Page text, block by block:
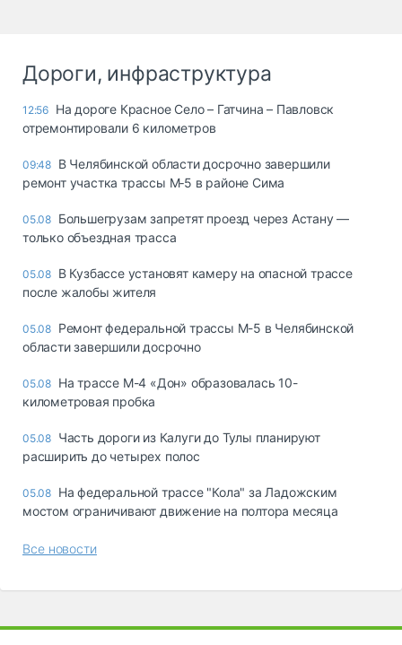
Дороги, инфраструктура
12:56 На дороге Красное Село – Гатчина – Павловск
отремонтировали 6 километров
09:48 В Челябинской области досрочно завершили
ремонт участка трассы М‑5 в районе Сима
05.08 Большегрузам запретят проезд через Астану —
только объездная трасса
05.08 В Кузбассе установят камеру на опасной трассе
после жалобы жителя
05.08 Ремонт федеральной трассы М-5 в Челябинской
области завершили досрочно
05.08 На трассе М-4 «Дон» образовалась 10-
километровая пробка
05.08 Часть дороги из Калуги до Тулы планируют
расширить до четырех полос
05.08 На федеральной трассе "Кола" за Ладожским
мостом ограничивают движение на полтора месяца
Все новости